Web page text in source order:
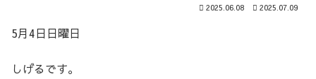
2025.06.08 2025.07.09
5月4日日曜日
しげるです。